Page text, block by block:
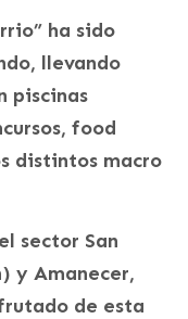
ha sido
llevando
piscinas
food
distintos macro
sector San
y Amanecer,
de esta